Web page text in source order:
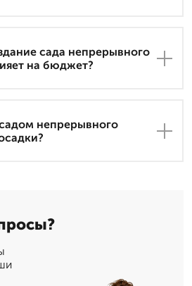
сада непрерывного
на бюджет?
непрерывного